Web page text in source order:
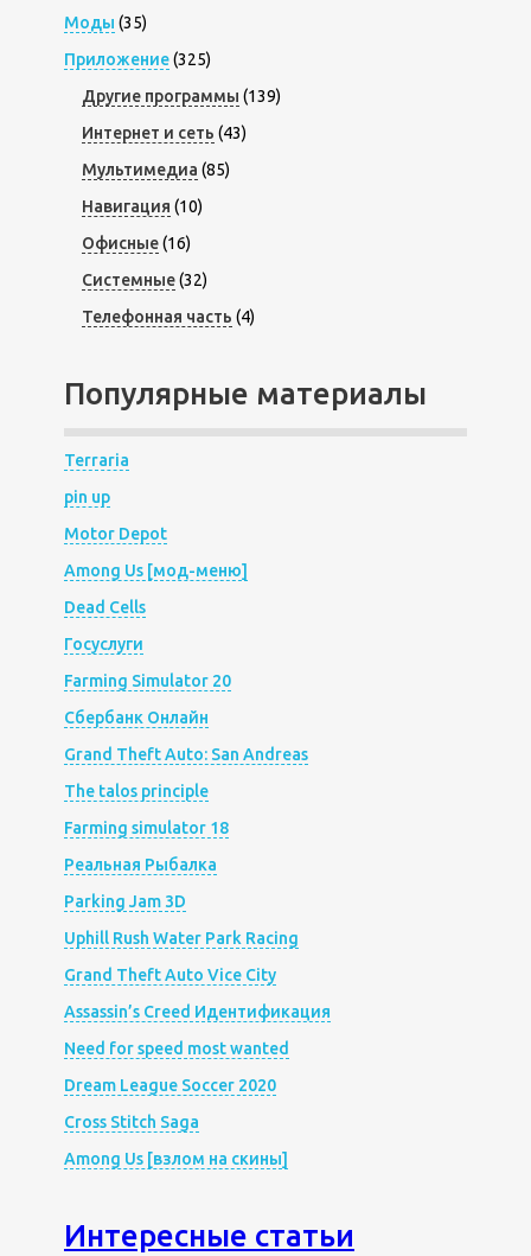
Моды (35)
Приложение(325)
Другие программы (139)
Интернет и сеть (43)
Мультимедиа (85)
Навигация (10)
Офисные(16)
Системные(32)
Телефонная часть (4)
Популярные материалы
Terraria
pin up
Motor Depot
Among Us [мод-меню]
Dead Cells
Госуслуги
Farming Simulator 20
Сбербанк Онлайн
Grand Theft Auto: San Andreas
The talos principle
Farming simulator 18
Реальная Рыбалка
Parking Jam 3D
Uphill Rush Water Park Racing
Grand Theft Auto Vice City
Assassin’s Creed Идентификация
Need for speed most wanted
Dream League Soccer 2020
Cross Stitch Saga
Among Us [взлом на скины]
Интересные статьи